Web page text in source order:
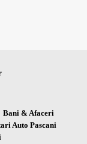
Bani & Afaceri
Auto Pascani